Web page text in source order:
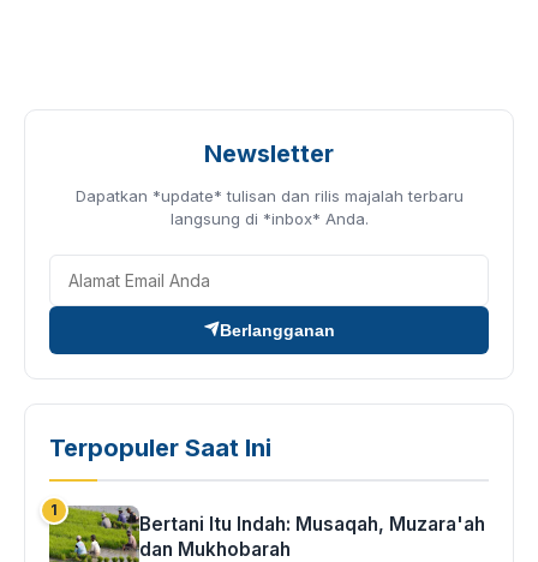
Newsletter
Dapatkan *update* tulisan dan rilis majalah terbaru
langsung di *inbox* Anda.
Berlangganan
Terpopuler Saat Ini
Bertani Itu Indah: Musaqah, Muzara'ah
dan Mukhobarah